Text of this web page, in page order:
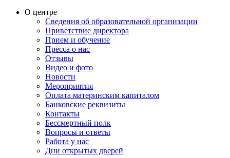
О центре
Сведения об образовательной организации
Приветствие директора
Прием и обучение
Пресса о нас
Отзывы
Видео и фото
Новости
Мероприятия
Оплата материнским капиталом
Банковские реквизиты
Контакты
Бессмертный полк
Вопросы и ответы
Работа у нас
Дни открытых дверей